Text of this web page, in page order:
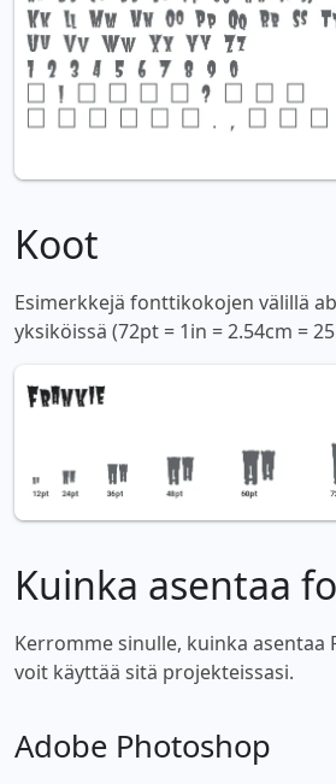
Koot
Esimerkkejä fonttikokojen välillä
yksiköissä (72pt = 1in = 2.54cm =
Kuinka asentaa
Kerromme sinulle, kuinka asentaa
voit käyttää sitä projekteissasi.
Adobe Photoshop